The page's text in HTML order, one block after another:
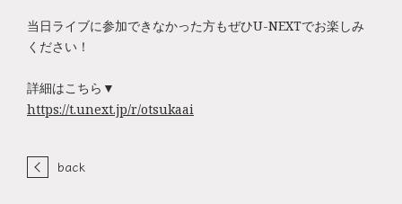
当日ライブに参加できなかった方もぜひU-NEXTでお楽しみ
く ださい！
詳細はこちら▼
https://t.unext.jp/r/otsukaai
back